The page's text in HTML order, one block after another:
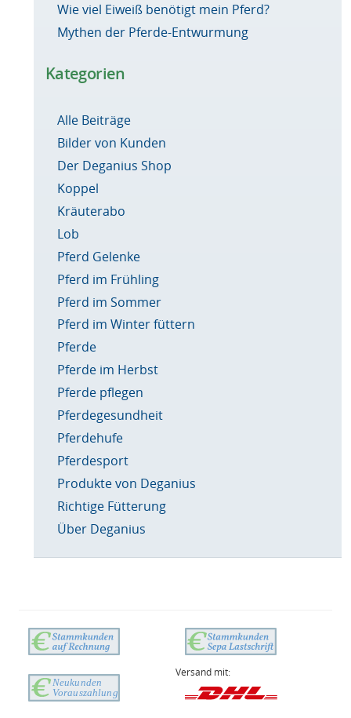
Wie viel Eiweiß benötigt mein Pferd?
Mythen der Pferde-Entwurmung
Kategorien
Alle Beiträge
Bilder von Kunden
Der Deganius Shop
Koppel
Kräuterabo
Lob
Pferd Gelenke
Pferd im Frühling
Pferd im Sommer
Pferd im Winter füttern
Pferde
Pferde im Herbst
Pferde pflegen
Pferdegesundheit
Pferdehufe
Pferdesport
Produkte von Deganius
Richtige Fütterung
Über Deganius
Versand mit: